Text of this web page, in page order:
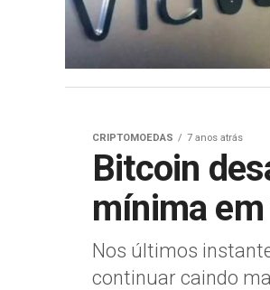
CRIPTOMOEDAS 7 anos atrás
Bitcoin
mínima
Nos últimos
continuar caindo